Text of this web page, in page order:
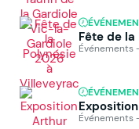
Fête de
Événements
Événements